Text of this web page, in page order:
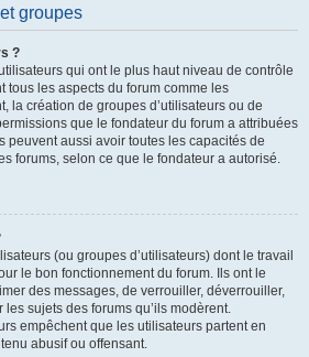
groupes
?
qui ont le plus haut niveau de contrôle
tous les aspects du forum comme les
la création de groupes d’utilisateurs ou de
que le fondateur du forum a attribuées
peuvent aussi avoir toutes les capacités de
forums, selon ce que le fondateur a autorisé.
(ou groupes d’utilisateurs) dont le travail
le bon fonctionnement du forum. Ils ont le
des messages, de verrouiller, déverrouiller,
sujets des forums qu’ils modèrent.
empêchent que les utilisateurs partent en
abusif ou offensant.